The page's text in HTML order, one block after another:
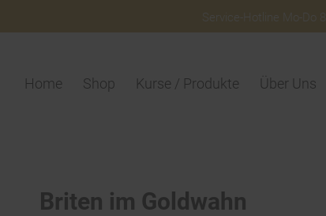
Service-Hotline Mo-Do
Home Shop Kurse / Produkte Über Uns
Briten im Goldwahn